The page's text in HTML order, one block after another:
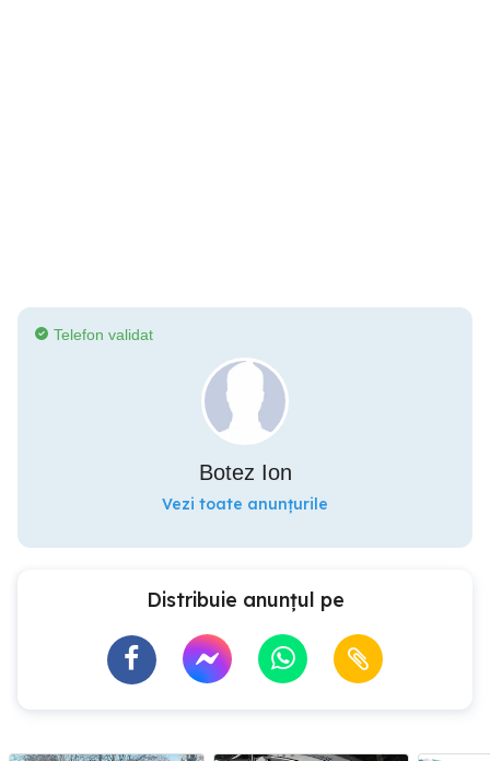
Telefon validat
Botez Ion
Vezi toate anunțurile
Distribuie anunțul pe